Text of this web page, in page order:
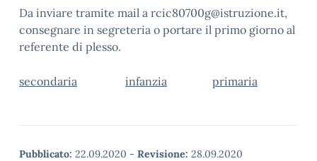
Da inviare tramite mail a rcic80700g@istruzione.it,
consegnare in segreteria o portare il primo giorno al
referente di plesso.
secondaria infanzia primaria
Pubblicato: 22.09.2020 - Revisione: 28.09.2020